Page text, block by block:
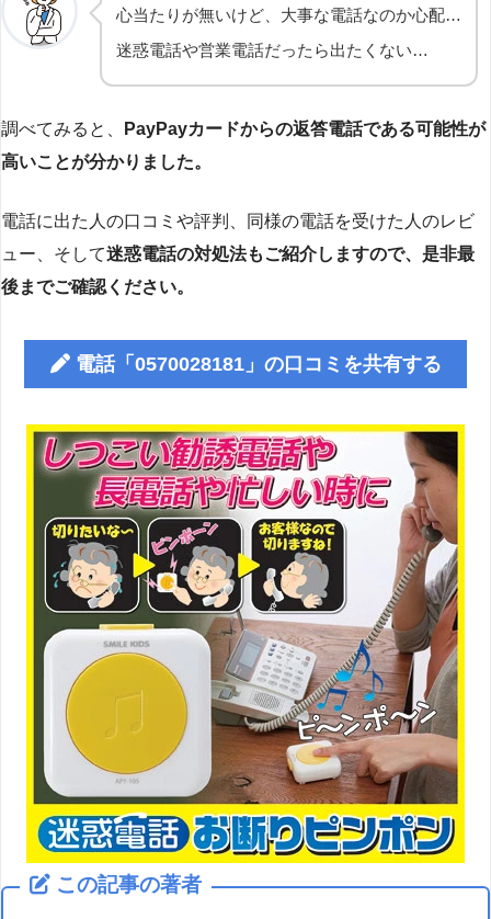
心当たりが無いけど、大事な電話なのか心配…
迷惑電話や営業電話だったら出たくない…
調べてみると、
PayPayカードからの返答電話である可能性が
高いことが分かりました。
電話に出た人の口コミや評判、同様の電話を受けた人のレビ
ュー、そして迷惑電話の対処法もご紹介しますので、是非最
後までご確認ください。
電話「0570028181」の口コミを共有する
この記事の著者